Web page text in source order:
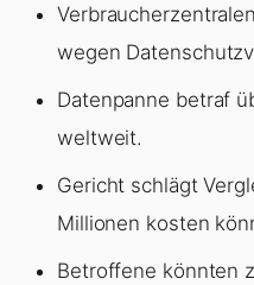
wegen
Datenpanne betraf
weltweit.
Gericht schlägt
Millionen kosten
Betroffene könnten